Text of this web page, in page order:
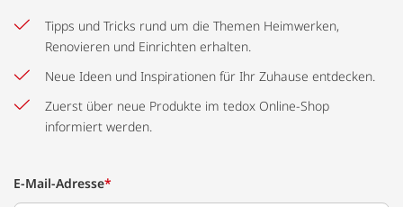
Tipps und Tricks rund um die Themen Heimwerken,
Renovieren und Einrichten erhalten.
Neue Ideen und Inspirationen für Ihr Zuhause entdecken.
Zuerst über neue Produkte im tedox Online-Shop
informiert werden.
E-Mail-Adresse*